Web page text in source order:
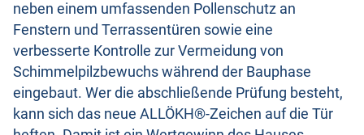
neben einem umfassenden Pollenschutz an
Fenstern und Terrassentüren sowie eine
verbesserte Kontrolle zur Vermeidung von
Schimmelpilzbewuchs während der Bauphase
eingebaut. Wer die abschließende Prüfung besteht,
kann sich das neue ALLÖKH®-Zeichen auf die Tür